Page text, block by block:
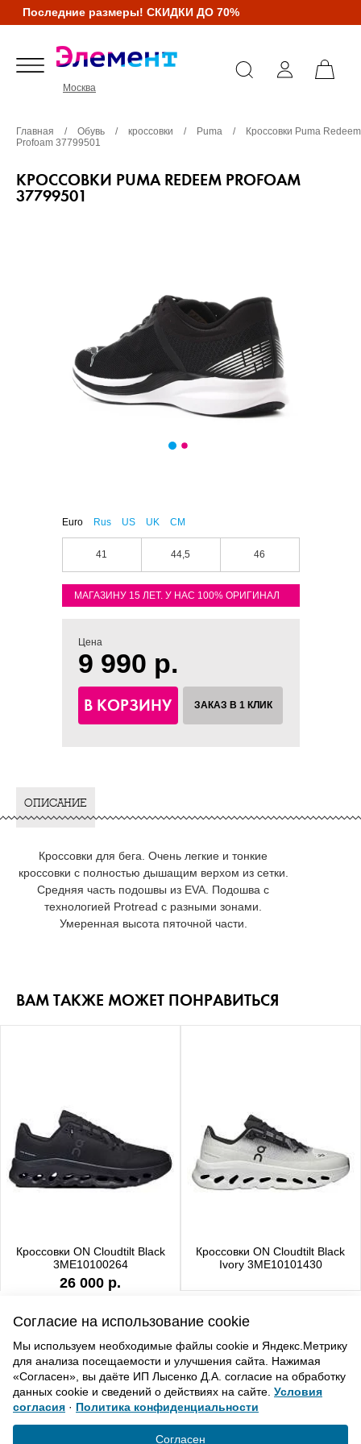
Последние размеры! СКИДКИ ДО 70%
Москва
Главная / Обувь / кроссовки / Puma /
Кроссовки Puma Redeem
Profoam 37799501
КРОССОВКИ PUMA REDEEM PROFOAM
37799501
Euro Rus US UK CM
41 44,5 46
МАГАЗИНУ 15 ЛЕТ. У НАС 100% ОРИГИНАЛ
Цена
9 990 р.
В КОРЗИНУ ЗАКАЗ В 1 КЛИК
ОПИСАНИЕ
Кроссовки для бега. Очень легкие и тонкие
кроссовки с полностью дышащим верхом из сетки.
Средняя часть подошвы из EVA. Подошва с
технологией Protread с разными зонами.
Умеренная высота пяточной части.
ВАМ ТАКЖЕ МОЖЕТ ПОНРАВИТЬСЯ
Кроссовки ON Cloudtilt Black
3ME10100264
26 000 р.
Кроссовки ON Cloudtilt Black
Ivory 3ME10101430
Согласие на использование cookie
Мы используем необходимые файлы cookie и Яндекс.Метрику
для анализа посещаемости и улучшения сайта. Нажимая
«Согласен», вы даёте ИП Лысенко Д.А. согласие на обработку
данных cookie и сведений о действиях на сайте. Условия
согласия · Политика конфиденциальности
Согласен